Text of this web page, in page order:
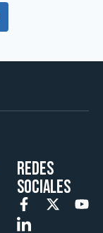
REDES
SOCIALES